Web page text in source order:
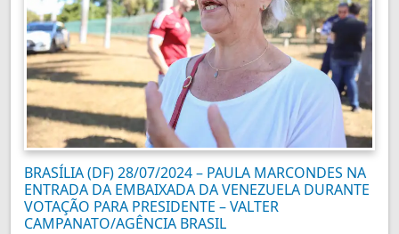
BRASÍLIA (DF) 28/07/2024 – PAULA MARCONDES NA
ENTRADA DA EMBAIXADA DA VENEZUELA DURANTE
VOTAÇÃO PARA PRESIDENTE – VALTER
CAMPANATO/AGÊNCIA BRASIL